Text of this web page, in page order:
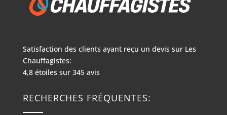
Satisfaction des clients ayant reçu un devis sur Les
Chauffagistes:
4,8étoiles sur 345avis
RECHERCHES FRÉQUENTES: